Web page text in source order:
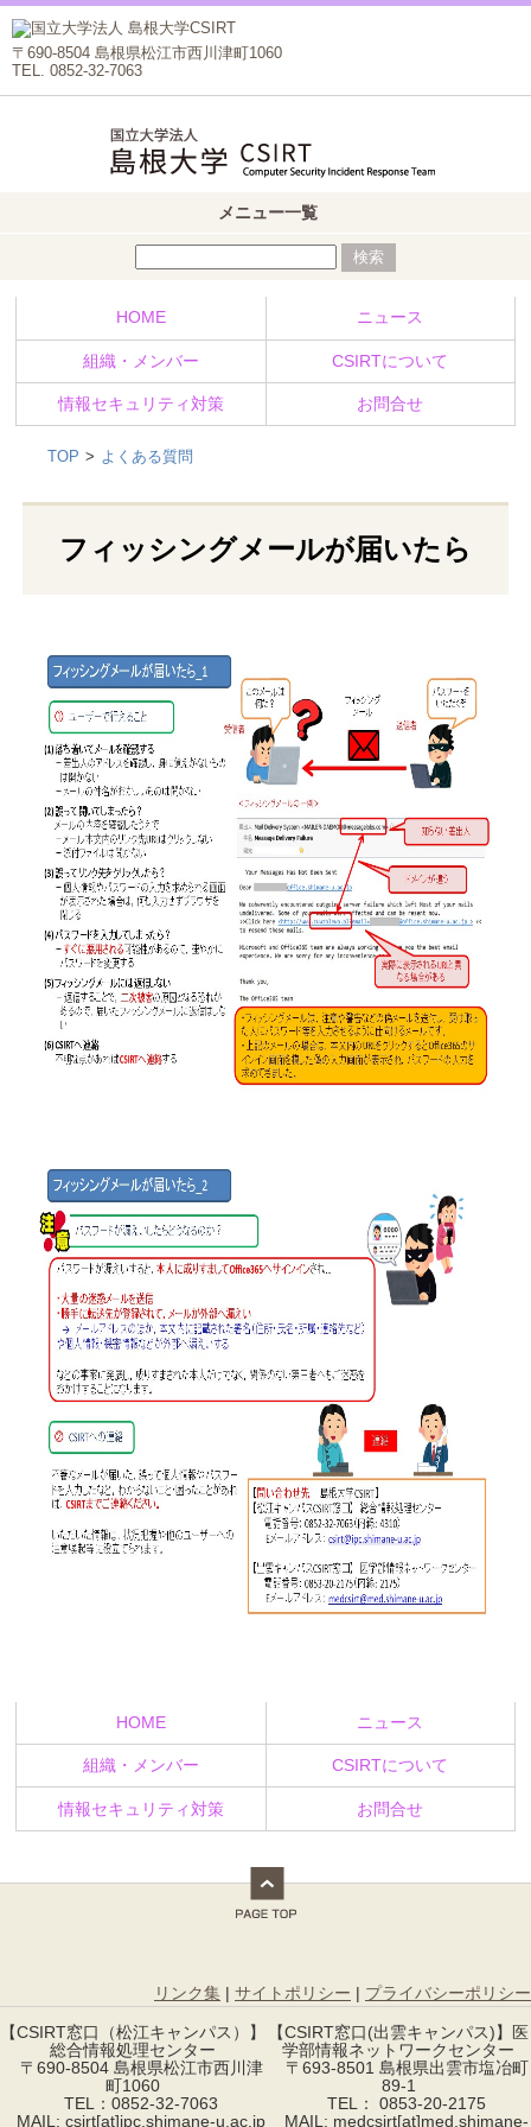
〒690-8504 島根県松江市西川津町1060
TEL. 0852-32-7063
メニュー一覧
HOME ニュース
組織・メンバー CSIRTについて
情報セキュリティ対策 お問合せ
TOP よくある質問
フィッシングメールが届いたら
HOME ニュース
組織・メンバー CSIRTについて
情報セキュリティ対策 お問合せ
リンク集 | サイトポリシー | プライバシーポリシー
【CSIRT窓口（松江キャンパス）】
総合情報処理センター
〒690-8504 島根県松江市西川津
町1060
TEL：0852-32-7063
MAIL: csirt[at]ipc.shimane-u.ac.jp
【CSIRT窓口(出雲キャンパス)】医
学部情報ネットワークセンター
〒693-8501 島根県出雲市塩冶町
89-1
TEL： 0853-20-2175
MAIL: medcsirt[at]med.shimane-